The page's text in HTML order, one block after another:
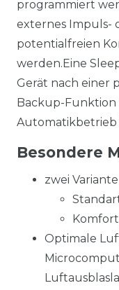
programmiert
externes Impuls-
potentialfreien
werden.Eine
Gerät nach einer
Backup-
Automatikbetrieb
Besondere
zwei
Optimale